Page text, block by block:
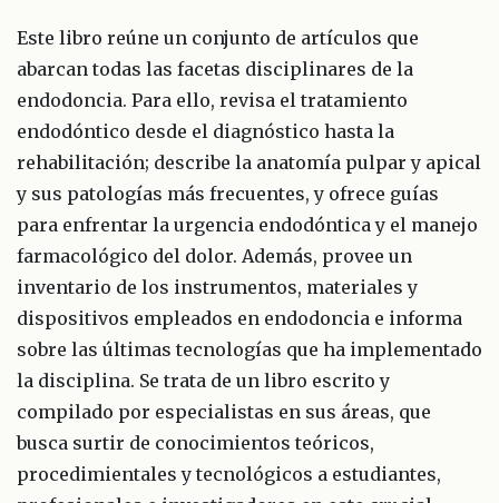
Este libro reúne un conjunto de artículos que
abarcan todas las facetas disciplinares de la
endodoncia. Para ello, revisa el tratamiento
endodóntico desde el diagnóstico hasta la
rehabilitación; describe la anatomía pulpar y apical
y sus patologías más frecuentes, y ofrece guías
para enfrentar la urgencia endodóntica y el manejo
farmacológico del dolor. Además, provee un
inventario de los instrumentos, materiales y
dispositivos empleados en endodoncia e informa
sobre las últimas tecnologías que ha implementado
la disciplina. Se trata de un libro escrito y
compilado por especialistas en sus áreas, que
busca surtir de conocimientos teóricos,
procedimientales y tecnológicos a estudiantes,